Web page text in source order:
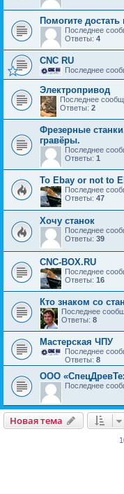
Помогите
Последнее
Ответы: 4
CNC RU
Последнее
Электропривод
Последнее
Ответы: 2
Фрезерные
гравёры.
Последнее
Ответы: 1
To Ebay or not to
Последнее
Ответы: 47
Хочу станок
Последнее
Ответы: 39
CNC-BOX.RU
Последнее
Ответы: 16
Кто знаком со
Последнее
Ответы: 8
Мастерская ЧПУ
Последнее
Ответы: 8
ООО
Последнее
Новая тема